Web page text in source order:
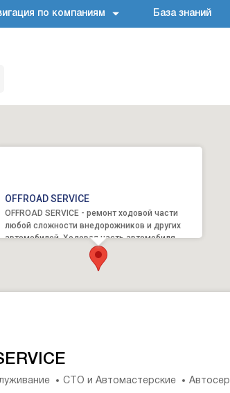
по компаниям База знаний
OFFROAD SERVICE
OFFROAD SERVICE - ремонт ходовой части
любой сложности внедорожников и других
автомобилей. Ходовая часть автомобиля
ежедневно испытывает на себе ог...
СТО и Автомастерские